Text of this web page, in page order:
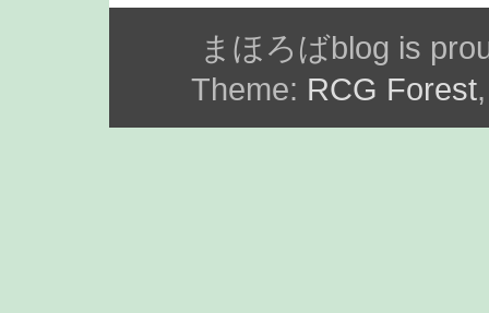
まほろばblog is
Theme: RCG Forest